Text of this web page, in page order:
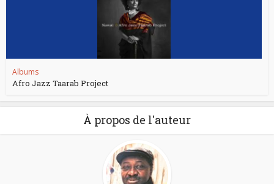
Albums
Afro Jazz Taarab Project
À propos de l'auteur